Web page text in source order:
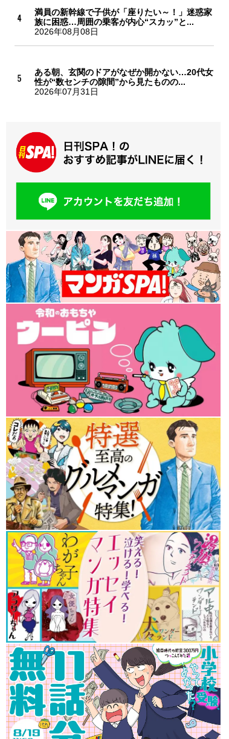
満員の新幹線で子供が「座りたい～！」迷惑家
族に困惑…周囲の乗客が内心“スカッ”と...
2026年08月08日
ある朝、玄関のドアがなぜか開かない…20代女
性が“数センチの隙間”から見たものの...
2026年07月31日